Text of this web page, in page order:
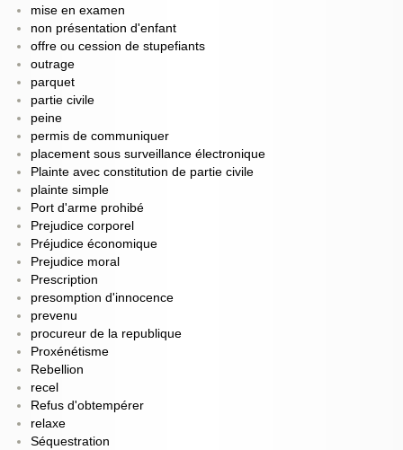
mise en examen
non présentation d'enfant
offre ou cession de stupefiants
outrage
parquet
partie civile
peine
permis de communiquer
placement sous surveillance électronique
Plainte avec constitution de partie civile
plainte simple
Port d'arme prohibé
Prejudice corporel
Préjudice économique
Prejudice moral
Prescription
presomption d'innocence
prevenu
procureur de la republique
Proxénétisme
Rebellion
recel
Refus d'obtempérer
relaxe
Séquestration